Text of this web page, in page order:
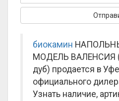
биокамин
МОДЕЛЬ ВАЛЕНСИЯ
дуб) продается в
официального
Узнать наличие,